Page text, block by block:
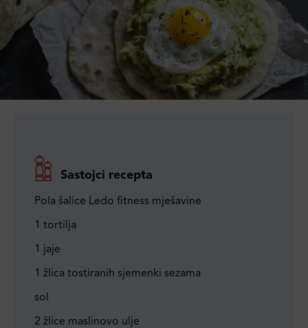
Sastojci recepta
Pola šalice Ledo fitness mješavine
1 tortilja
1 jaje
1 žlica tostiranih sjemenki sezama
sol
2 žlice maslinovo ulje